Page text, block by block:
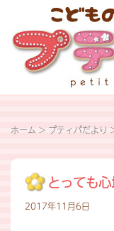
ホーム > プティパだより
とっても
2017年11月6日